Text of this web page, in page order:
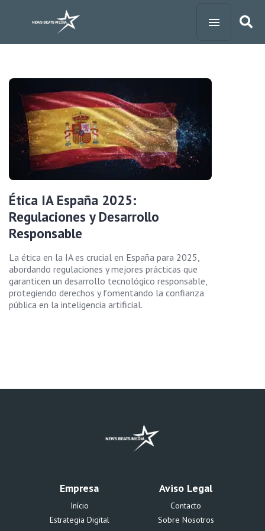
Ética IA España 2025:
Regulaciones y Desarrollo
Responsable
La ética en la IA es crucial en España para 2025,
abordando regulaciones y mejores prácticas que
garanticen un desarrollo tecnológico responsable,
protegiendo derechos y fomentando la confianza
pública en la inteligencia artificial.
Empresa
Início
Estrategia Digital
Aviso Legal
Contacto
Sobre Nosotros